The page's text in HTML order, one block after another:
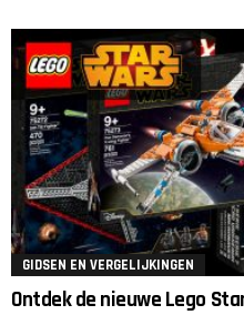
GIDSEN EN VERGELIJKINGEN
Ontdek de nieuwe Lego